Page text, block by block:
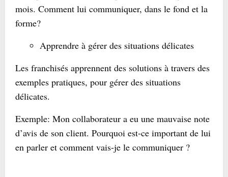
mois. Comment lui communiquer, dans le fond et la
forme?
Apprendre à gérer des situations délicates
Les franchisés apprennent des solutions à travers des
exemples pratiques, pour gérer des situations
délicates.
Exemple: Mon collaborateur a eu une mauvaise note
d’avis de son client. Pourquoi est-ce important de lui
en parler et comment vais-je le communiquer ?